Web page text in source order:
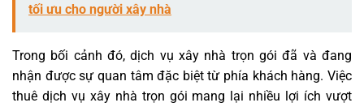
tối ưu cho người xây nhà
Trong bối cảnh đó, dịch vụ xây nhà trọn gói đã và đang
nhận được sự quan tâm đặc biệt từ phía khách hàng. Việc
thuê dịch vụ xây nhà trọn gói mang lại nhiều lợi ích vượt